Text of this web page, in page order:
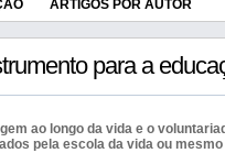
ARTIGOS POR AUTOR
para a
ao longo da vida e o
pela escola da vida ou